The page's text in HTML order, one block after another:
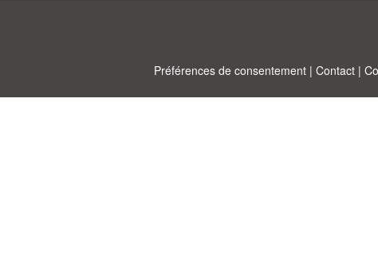
Préférences de consentement| Contact|